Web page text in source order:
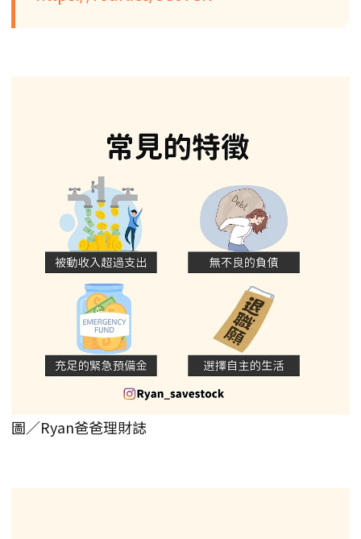
圖／Ryan爸爸理財誌